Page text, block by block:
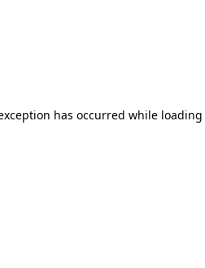
has occurred while loading